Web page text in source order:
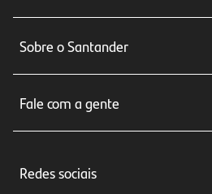
Seguros
Crédito e Financiamentos
Investimentos
Sobre o Santander
Fale com a gente
Central de Renegociação
Redes sociais